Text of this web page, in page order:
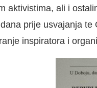
aktivistima, ali i
prije usvajanja
inspiratora i